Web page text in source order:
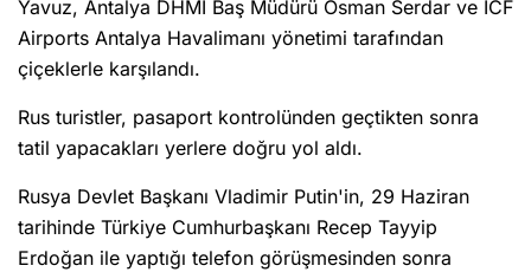
Yavuz, Antalya DHMİ Baş Müdürü Osman Serdar ve ICF
Airports Antalya Havalimanı yönetimi tarafından
çiçeklerle karşılandı.
Rus turistler, pasaport kontrolünden geçtikten sonra
tatil yapacakları yerlere doğru yol aldı.
Rusya Devlet Başkanı Vladimir Putin'in, 29 Haziran
tarihinde Türkiye Cumhurbaşkanı Recep Tayyip
Erdoğan ile yaptığı telefon görüşmesinden sonra